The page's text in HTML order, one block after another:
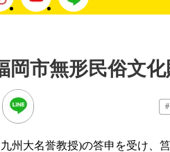
市無形民俗文
州大名誉教授)の答申を受け、